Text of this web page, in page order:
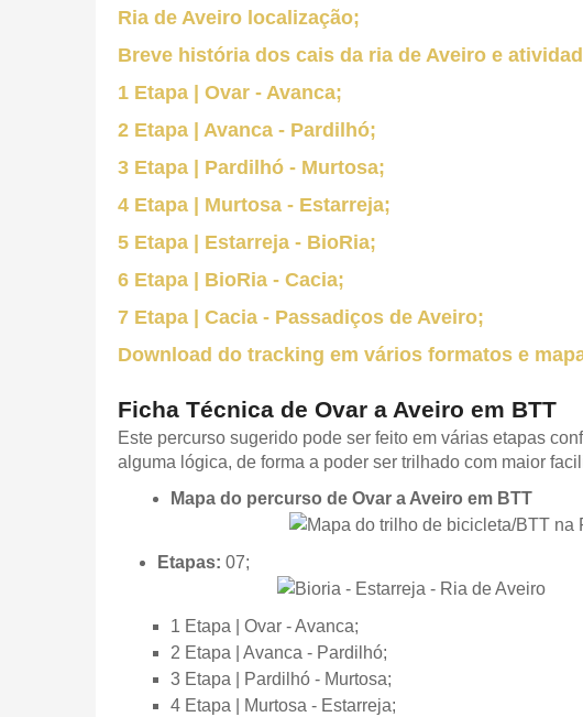
Ria de Aveiro localização;
Breve história dos cais da ria de Aveiro e
1 Etapa | Ovar - Avanca;
2 Etapa | Avanca - Pardilhó;
3 Etapa | Pardilhó - Murtosa;
4 Etapa | Murtosa - Estarreja;
5 Etapa | Estarreja - BioRia;
6 Etapa | BioRia - Cacia;
7 Etapa | Cacia - Passadiços de Aveiro;
Download do tracking em vários formatos e
Ficha Técnica de Ovar a Aveiro em BTT
Este percurso sugerido pode ser feito em várias etapas
alguma lógica, de forma a poder ser trilhado com maior
Mapa do percurso de Ovar a Aveiro em BTT
Etapas: 07;
1 Etapa | Ovar - Avanca;
2 Etapa | Avanca - Pardilhó;
3 Etapa | Pardilhó - Murtosa;
4 Etapa | Murtosa - Estarreja;